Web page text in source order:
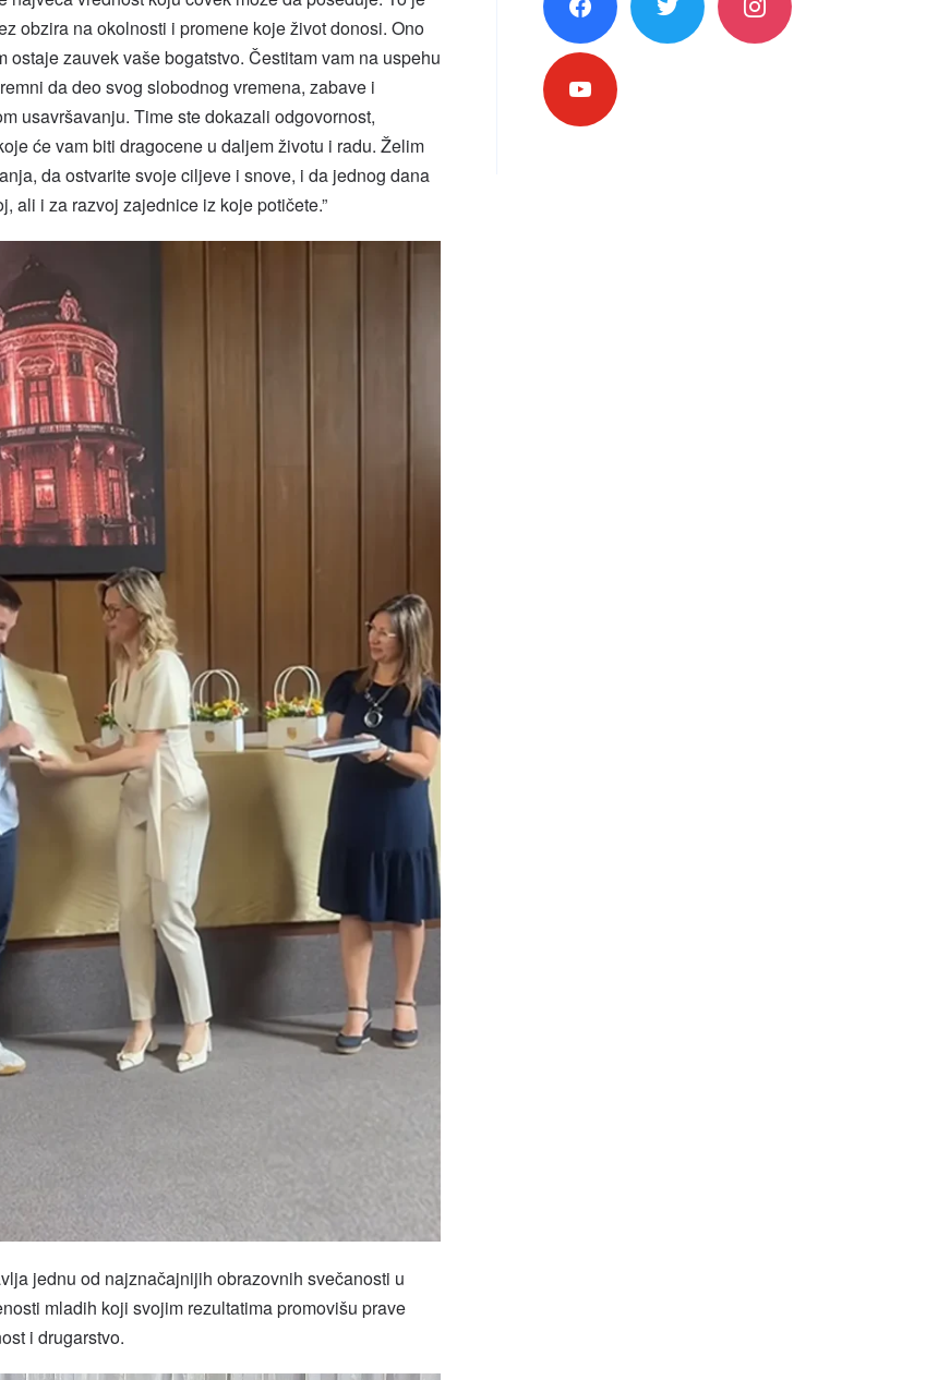
obzira na okolnosti i promene koje život donosi. Ono
ostaje zauvek vaše bogatstvo. Čestitam vam na uspehu
da deo svog slobodnog vremena, zabave i
usavršavanju. Time ste dokazali odgovornost,
će vam biti dragocene u daljem životu i radu. Želim
da ostvarite svoje ciljeve i snove, i da jednog dana
ali i za razvoj zajednice iz koje potičete.”
jednu od najznačajnijih obrazovnih svečanosti u
mladih koji svojim rezultatima promovišu prave
i drugarstvo.
youtube